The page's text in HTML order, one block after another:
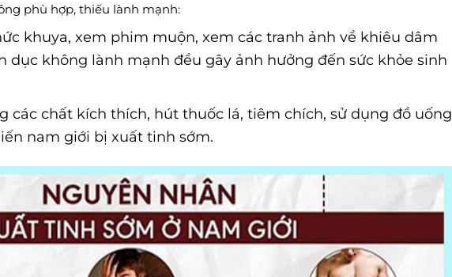
phù hợp, thiếu lành mạnh:
khuya, xem phim muộn, xem các tranh ảnh về khiêu dâm
dục không lành mạnh đều gây ảnh hưởng đến sức khỏe sinh
các chất kích thích, hút thuốc lá, tiêm chích, sử dụng đồ uống
nam giới bị xuất tinh sớm.